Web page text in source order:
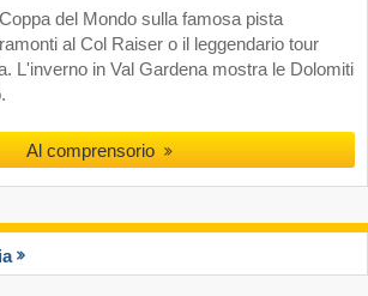
del Mondo sulla famosa pista
al Col Raiser o il leggendario tour
L'inverno in Val Gardena mostra le Dolomiti
Al comprensorio